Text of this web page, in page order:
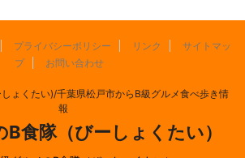
プライバシーポリシー リンク
サイトマッ
プ
お問い合わせ
ょくたい)/千葉県松戸市からB級グルメ食べ歩き情
報
食隊（びーしょくたい）